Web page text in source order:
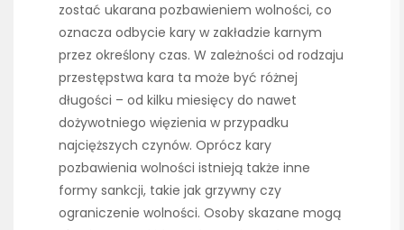
zostać ukarana pozbawieniem wolności, co
oznacza odbycie kary w zakładzie karnym
przez określony czas. W zależności od rodzaju
przestępstwa kara ta może być różnej
długości – od kilku miesięcy do nawet
dożywotniego więzienia w przypadku
najcięższych czynów. Oprócz kary
pozbawienia wolności istnieją także inne
formy sankcji, takie jak grzywny czy
ograniczenie wolności. Osoby skazane mogą